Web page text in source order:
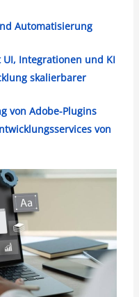
Automatisierung
Integrationen und KI
skalierbarer
von Adobe-Plugins
von